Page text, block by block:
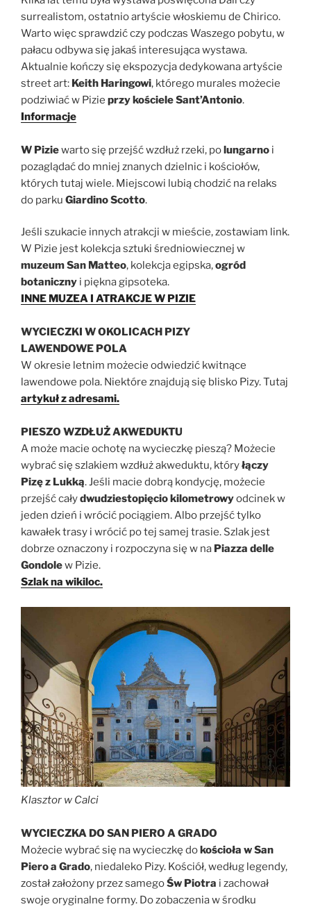
surrealistom, ostatnio artyście włoskiemu de Chirico.
Warto więc sprawdzić czy podczas Waszego pobytu, w
pałacu odbywa się jakaś interesująca wystawa.
Aktualnie kończy się ekspozycja dedykowana artyście
street art: Keith Haringowi, którego murales możecie
podziwiać w Pizie przy kościele Sant’Antonio.
Informacje
W Piziewarto się przejść wzdłuż rzeki, polungarno i
pozaglądać do mniej znanych dzielnic i kościołów,
których tutaj wiele. Miejscowi lubią chodzić na relaks
do parku Giardino Scotto.
Jeśli szukacie innych atrakcji w mieście, zostawiam link.
W Pizie jest kolekcja sztuki średniowiecznej w
muzeum San Matteo, kolekcja egipska,ogród
botaniczny i piękna gipsoteka.
INNE MUZEA I ATRAKCJE W PIZIE
WYCIECZKI W OKOLICACH PIZY
LAWENDOWE POLA
W okresie letnim możecie odwiedzić kwitnące
lawendowe pola. Niektóre znajdują się blisko Pizy. Tutaj
artykuł z adresami.
PIESZO WZDŁUŻ AKWEDUKTU
A może macie ochotę na wycieczkę pieszą? Możecie
wybrać się szlakiem wzdłuż akweduktu, któryłączy
Pizę z Lukką. Jeśli macie dobrą kondycję, możecie
przejść całydwudziestopięcio kilometrowyodcinek w
jeden dzień i wrócić pociągiem. Albo przejść tylko
kawałek trasy i wrócić po tej samej trasie. Szlak jest
dobrze oznaczony i rozpoczyna się w na Piazza delle
Gondolew Pizie.
Szlak na wikiloc.
Klasztor w Calci
WYCIECZKA DO SAN PIERO A GRADO
Możecie wybrać się na wycieczkę dokościoła w San
Piero a Grado, niedaleko Pizy. Kościół, według legendy,
został założony przez samegoŚw Piotra i zachował
swoje oryginalne formy. Do zobaczenia w środku